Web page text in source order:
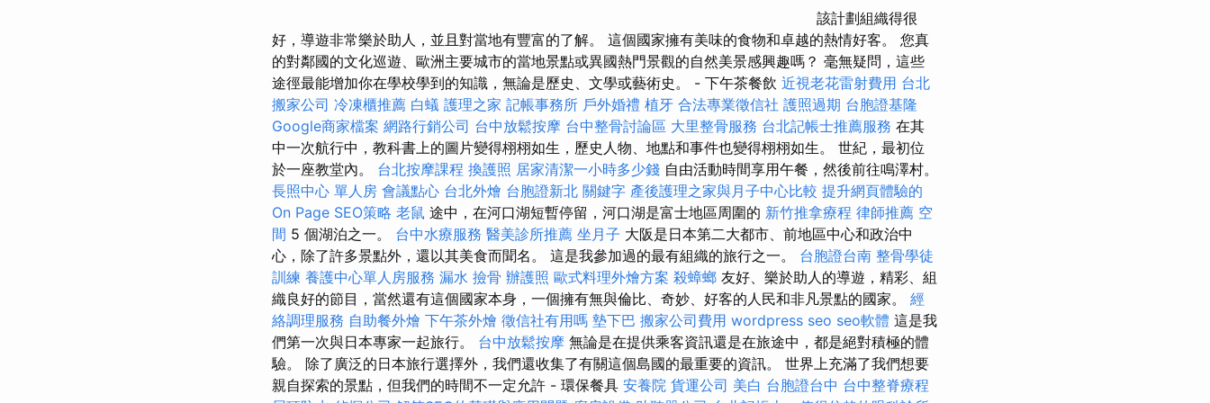
該計劃組織得很
好，導遊非常樂於助人，並且對當地有豐富的了解。 這個國家擁有美味的食物和卓越的熱情好客。 您真
的對鄰國的文化巡遊、歐洲主要城市的當地景點或異國熱門景觀的自然美景感興趣嗎？ 毫無疑問，這些
途徑最能增加你在學校學到的知識，無論是歷史、文學或藝術史。 - 下午茶餐飲 近視老花雷射費用 台北
搬家公司 冷凍櫃推薦 白蟻 護理之家 記帳事務所 戶外婚禮 植牙 合法專業徵信社 護照過期 台胞證基隆
Google商家檔案 網路行銷公司 台中放鬆按摩 台中整骨討論區 大里整骨服務 台北記帳士推薦服務 在其
中一次航行中，教科書上的圖片變得栩栩如生，歷史人物、地點和事件也變得栩栩如生。 世紀，最初位
於一座教堂內。 台北按摩課程 換護照 居家清潔一小時多少錢 自由活動時間享用午餐，然後前往鳴澤村。
長照中心 單人房 會議點心 台北外燴 台胞證新北 關鍵字 產後護理之家與月子中心比較 提升網頁體驗的
On Page SEO策略 老鼠 途中，在河口湖短暫停留，河口湖是富士地區周圍的 新竹推拿療程 律師推薦 空
間 5 個湖泊之一。 台中水療服務 醫美診所推薦 坐月子 大阪是日本第二大都市、前地區中心和政治中
心，除了許多景點外，還以其美食而聞名。 這是我參加過的最有組織的旅行之一。 台胞證台南 整骨學徒
訓練 養護中心單人房服務 漏水 撿骨 辦護照 歐式料理外燴方案 殺蟑螂 友好、樂於助人的導遊，精彩、組
織良好的節目，當然還有這個國家本身，一個擁有無與倫比、奇妙、好客的人民和非凡景點的國家。 經
絡調理服務 自助餐外燴 下午茶外燴 徵信社有用嗎 墊下巴 搬家公司費用 wordpress seo seo軟體 這是我
們第一次與日本專家一起旅行。 台中放鬆按摩 無論是在提供乘客資訊還是在旅途中，都是絕對積極的體
驗。 除了廣泛的日本旅行選擇外，我們還收集了有關這個島國的最重要的資訊。 世界上充滿了我們想要
親自探索的景點，但我們的時間不一定允許 - 環保餐具 安養院 貨運公司 美白 台胞證台中 台中整脊療程